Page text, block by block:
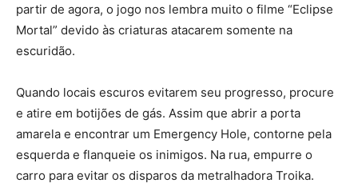
partir de agora, o jogo nos lembra muito o filme “Eclipse
Mortal” devido às criaturas atacarem somente na
escuridão.
Quando locais escuros evitarem seu progresso, procure
e atire em botijões de gás. Assim que abrir a porta
amarela e encontrar um Emergency Hole, contorne pela
esquerda e flanqueie os inimigos. Na rua, empurre o
carro para evitar os disparos da metralhadora Troika.